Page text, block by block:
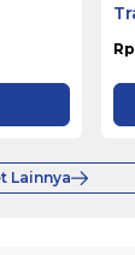
Lainnya